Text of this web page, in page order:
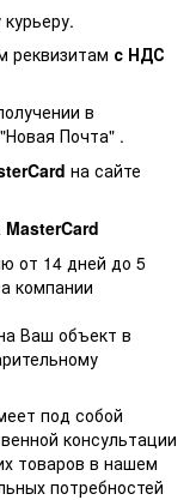
реквизитам с НДС
в
Почта" .
на сайте
от 14 дней до 5
компании
Ваш объект в
под собой
консультации
товаров в нашем
потребностей